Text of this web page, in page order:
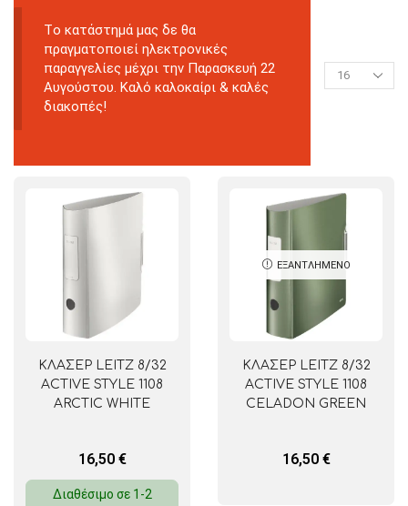
Tο κατάστημά μας δε θα
πραγματοποιεί ηλεκτρονικές
παραγγελίες μέχρι την Παρασκευή 22
Αυγούστου. Καλό καλοκαίρι & καλές
διακοπές!
ΚΛΑΣΕΡ LEITZ 8/32
ACTIVE STYLE 1108
ARCTIC WHITE
16,50 €
Διαθέσιμο σε 1-2
ΕΞΑΝΤΛΗΜΈΝΟ
ΚΛΑΣΕΡ LEITZ 8/32
ACTIVE STYLE 1108
CELADON GREEN
16,50 €